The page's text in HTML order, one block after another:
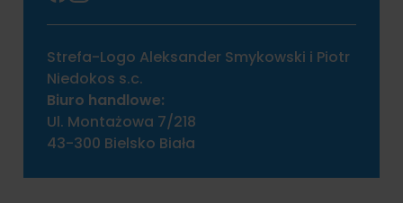
Strefa-Logo Aleksander Smykowski i Piotr
Niedokos s.c.
Biuro handlowe:
Ul. Montażowa 7/218
43-300 Bielsko Biała